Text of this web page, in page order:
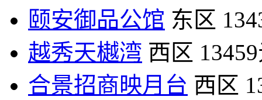
颐安御品公馆 东区
越秀天樾湾 西区
合景招商映月台 西区